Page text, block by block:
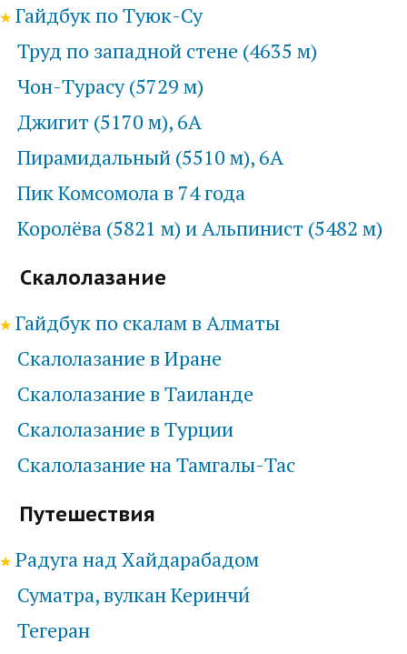
Гайдбук по Туюк-Су
Труд по западной стене (4635 м)
Чон-Турасу (5729 м)
Джигит (5170 м), 6А
Пирамидальный (5510 м), 6А
Пик Комсомола в 74 года
Королёва (5821 м) и Альпинист (5482 м)
Скалолазание
Гайдбук по скалам в Алматы
Скалолазание в Иране
Скалолазание в Таиланде
Скалолазание в Турции
Скалолазание на Тамгалы-Тас
Путешествия
Радуга над Хайдарабадом
Суматра, вулкан Керинчи́
Тегеран